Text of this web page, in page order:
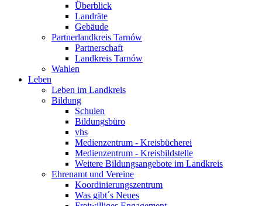
Überblick
Landräte
Gebäude
Partnerlandkreis Tarnów
Partnerschaft
Landkreis Tarnów
Wahlen
Leben
Leben im Landkreis
Bildung
Schulen
Bildungsbüro
vhs
Medienzentrum - Kreisbücherei
Medienzentrum - Kreisbildstelle
Weitere Bildungsangebote im Landkreis
Ehrenamt und Vereine
Koordinierungszentrum
Was gibt´s Neues